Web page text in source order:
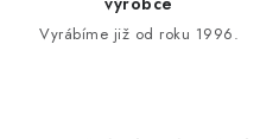
Vyrábíme již od roku 1996.